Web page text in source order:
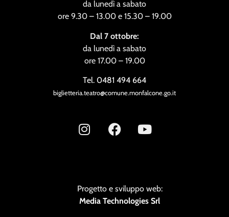
da lunedì a sabato
ore 9.30 – 13.00 e 15.30 – 19.00
Dal 7 ottobre:
da lunedì a sabato
ore 17.00 – 19.00
Tel. 0481 494 664
biglietteria.teatro@comune.monfalcone.go.it
Progetto e sviluppo web:
Media Technologies Srl